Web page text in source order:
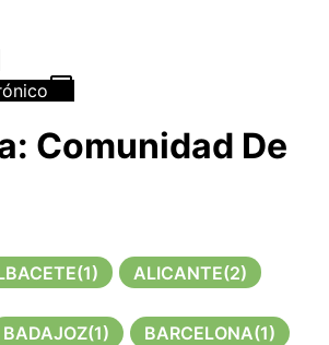
Comunidad De
(1) ALICANTE(2)
BADAJOZ(1) BARCELONA(1)